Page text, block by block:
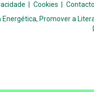
Cookies
Promover a